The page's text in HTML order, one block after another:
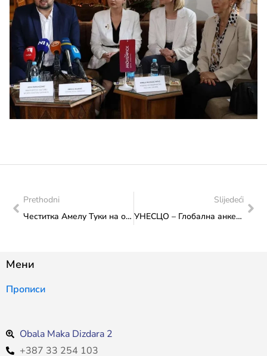
Prethodni
Честитка Амелу Туки на освојеној бронзаној медаљи на Балканском атлетском сениорском првенству у грчком Волосу
Slijedeći
УНЕСЦО – Глобална анкета о женама, култури и ванредним ситуацијама
Мени
Прописи
Obala Maka Dizdara 2
+387 33 254 103